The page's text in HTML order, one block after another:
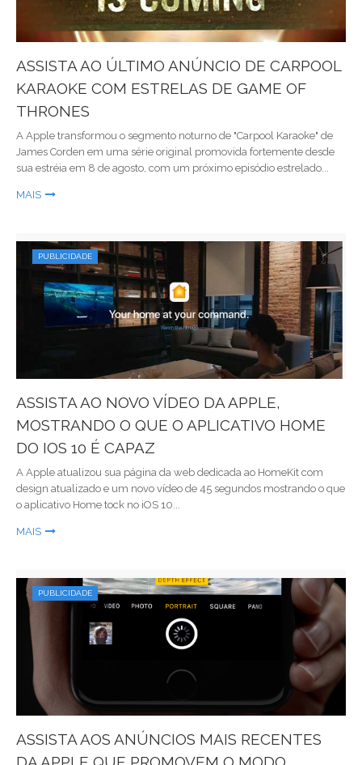
ASSISTA AO ÚLTIMO ANÚNCIO DE CARPOOL
KARAOKE COM ESTRELAS DE GAME OF
THRONES
A Apple transformou o segmento noturno de "Carpool Karaoke" de
James Corden em uma série original promovida fortemente desde
sua estréia em 8 de agosto, com um próximo episódio estrelado...
MAIS
PUBLICIDADE
ASSISTA AO NOVO VÍDEO DA APPLE,
MOSTRANDO O QUE O APLICATIVO HOME
DO IOS 10 É CAPAZ
A Apple atualizou sua página da web dedicada ao HomeKit com
design atualizado e um novo vídeo de 45 segundos mostrando o que
o aplicativo Home tock no iOS 10...
MAIS
PUBLICIDADE
ASSISTA AOS ANÚNCIOS MAIS RECENTES